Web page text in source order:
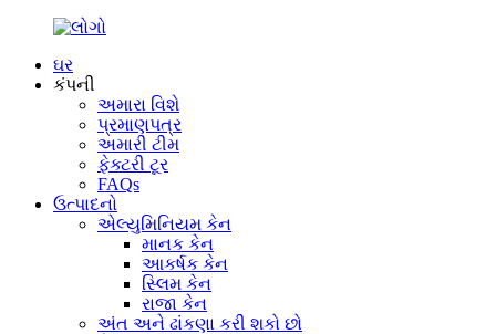
ઘર
કંપની
અમારા વિશે
પ્રમાણપત્ર
અમારી ટીમ
ફેક્ટરી ટૂર
FAQs
ઉત્પાદનો
એલ્યુમિનિયમ કેન
માનક કેન
આકર્ષક કેન
સ્લિમ કેન
રાજા કેન
અંત અને ઢાંકણા કરી શકો છો